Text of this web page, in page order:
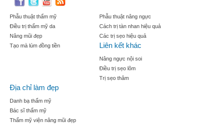
Phẫu thuật thẩm mỹ
Điều trị thẩm mỹ da
Nâng mũi đẹp
Tạo mà lúm đồng tiền
Phẫu thuật nâng ngực
Cách trị tàn nhan hiệu quả
Các trị sẹo hiệu quả
Liên kết khác
Nâng ngực nội soi
Điều trị sẹo lõm
Trị sẹo thâm
Địa chỉ làm đẹp
Danh bạ thẩm mỹ
Bác sĩ thẩm mỹ
Thẩm mỹ viện nâng mũi đẹp